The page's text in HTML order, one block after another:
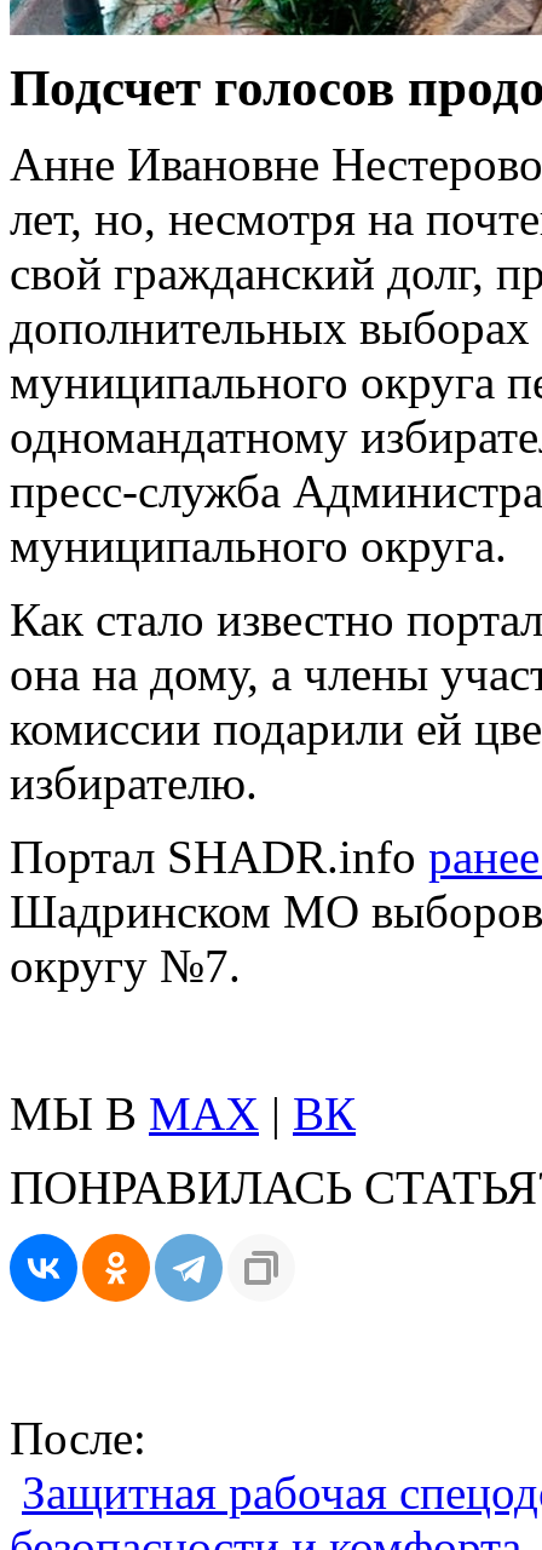
Подсчет голосов
Анне Ивановне
лет, но, несмотря на
свой гражданский долг,
дополнительных
муниципального округа
одномандатному
пресс-служба
муниципального округа.
Как стало известно
она на дому, а члены
комиссии подарили ей
избирателю.
Портал SHADR.info
Шадринском МО выборов
округу №7.
МЫ В MAX | ВК
ПОНРАВИЛАСЬ
После:
Защитная рабочая